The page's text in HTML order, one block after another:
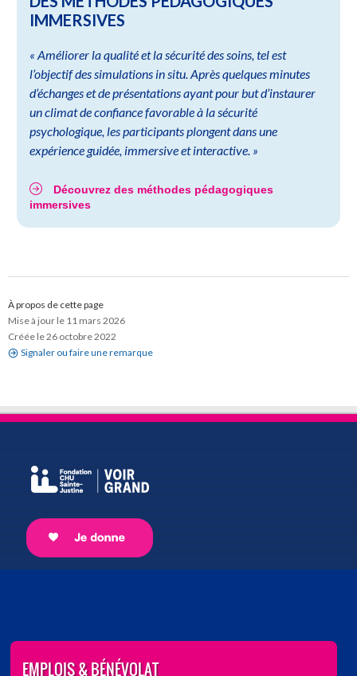
IMMERSIVES
« Améliorer la qualité et la sécurité des soins, tel est
l’objectif des simulations in situ. Après quelques minutes
d’échanges et de présentations ayant pour but d’instaurer
un climat de confiance favorable à la sécurité
psychologique, les participants plongent dans une
expérience guidée, immersive et interactive. »
Découvrez des méthodes pédagogiques
immersives
À propos de cette page
Mise à jour le 11 mars 2026
Créée le 26 octobre 2022
Signaler ou faire une remarque
EMPLOIS & BÉNÉVOLAT